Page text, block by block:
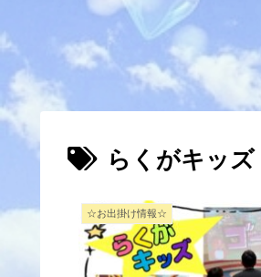
らくがキッズ
☆お出掛け情報☆